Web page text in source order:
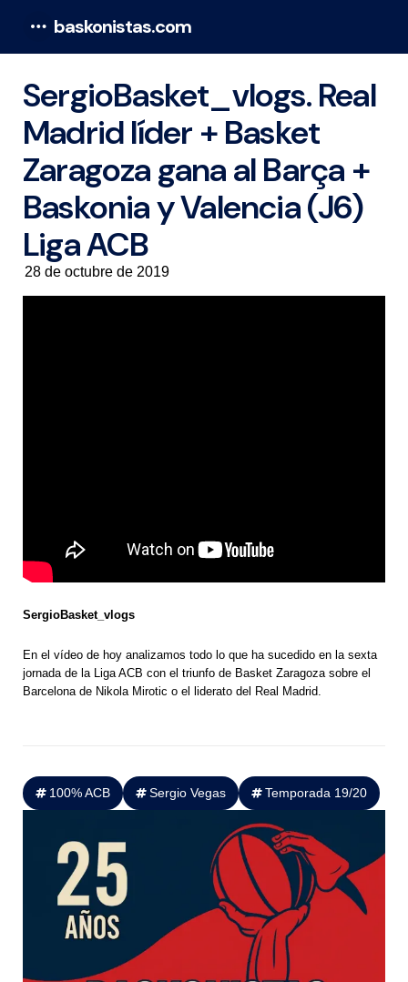
baskonistas.com
SergioBasket_vlogs. Real
Madrid líder + Basket
Zaragoza gana al Barça +
Baskonia y Valencia (J6)
Liga ACB
28 de octubre de 2019
SergioBasket_vlogs
En el vídeo de hoy analizamos todo lo que ha sucedido en la sexta
jornada de la Liga ACB con el triunfo de Basket Zaragoza sobre el
Barcelona de Nikola Mirotic o el liderato del Real Madrid.
100% ACB Sergio Vegas Temporada 19/20